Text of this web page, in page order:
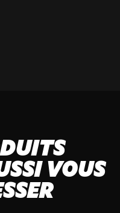
VOUS